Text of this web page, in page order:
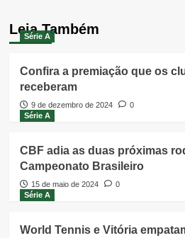
Leia Também
Série A
Confira a premiação que os
receberam
9 de dezembro de 2024
0
Série A
CBF adia as duas próximas
Campeonato Brasileiro
15 de maio de 2024
0
Série A
World Tennis e Vitória